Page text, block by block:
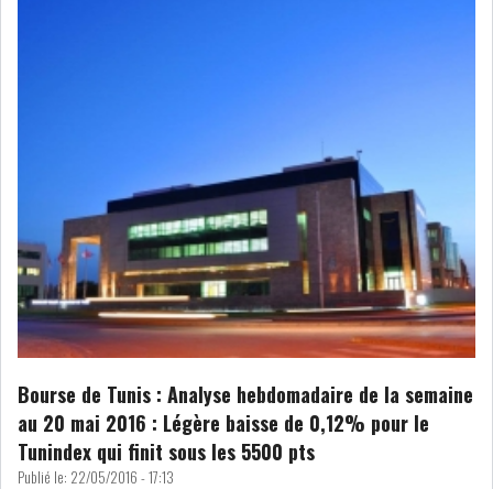
ALGÉRIE MAROC
LIBYE MAURITANIE
Bourse de Tunis : Analyse hebdomadaire de la semaine
au 20 mai 2016 : Légère baisse de 0,12% pour le
Tunindex qui finit sous les 5500 pts
Publié le: 22/05/2016 - 17:13